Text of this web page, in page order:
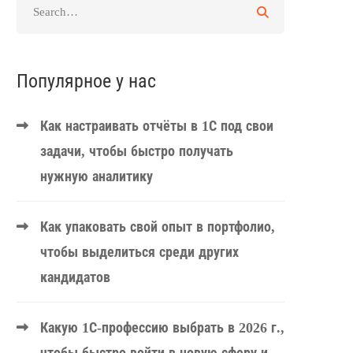
Популярное у нас
Как настраивать отчёты в 1С под свои
задачи, чтобы быстро получать
нужную аналитику
Как упаковать свой опыт в портфолио,
чтобы выделиться среди других
кандидатов
Какую 1С-профессию выбрать в 2026 г.,